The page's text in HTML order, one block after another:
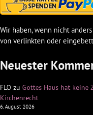
Wir haben, wenn nicht
von verlinkten oder
Neuester
FLO zu Gottes Haus hat keine
Kirchenrecht
6. August 2026